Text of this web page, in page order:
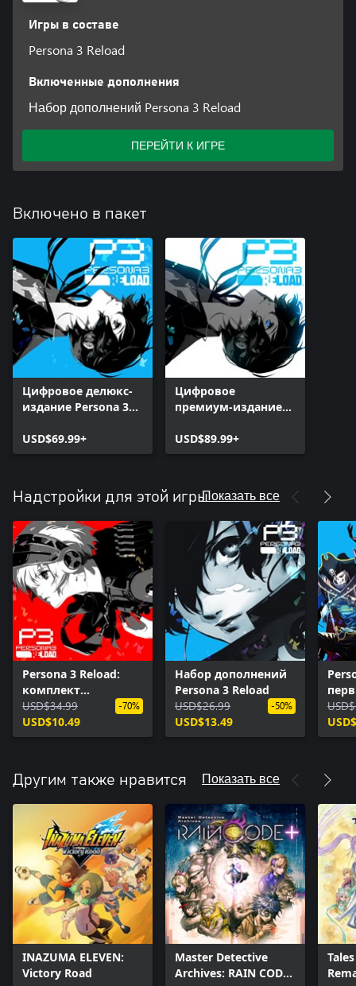
Игры в составе
Persona 3 Reload
Включенные дополнения
Набор дополнений Persona 3 Reload
ПЕРЕЙТИ К ИГРЕ
Включено в пакет
Цифровое делюкс-
издание Persona 3
USD$69.99+
Цифровое
премиум-издание
USD$89.99+
Надстройки для этой игрыПоказать все
Persona 3 Reload:
комплект
дополнений
USD$34.99
USD$10.49
-70%
Набор дополнений
Persona 3 Reload
USD$26.99
USD$13.49
-50%
Другим также нравится Показать все
INAZUMA ELEVEN:
Victory Road
Master Detective
Archives: RAIN CODE